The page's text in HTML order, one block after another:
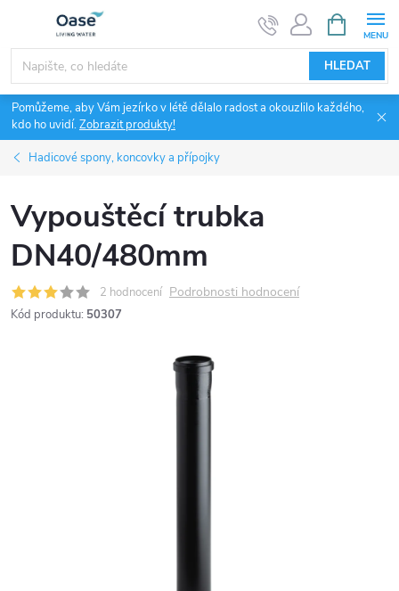
obsah
HLEDAT
NÁKUPNÍ
KOŠÍK
Pomůžeme, aby Vám jezírko v létě dělalo radost a okouzlilo každého,
kdo ho uvidí.Zobrazit produkty!
Hadicové spony, koncovky a přípojky
Vypouštěcí trubka
DN40/480mm
2 hodnocení Podrobnosti hodnocení
Kód produktu: 50307